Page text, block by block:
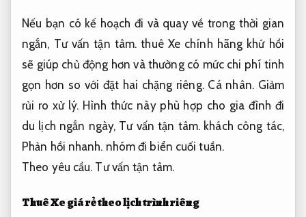
Nếu bạn có kế hoạch đi và quay về trong thời gian
ngắn, Tư vấn tận tâm. thuê Xe chính hãng khứ hồi
sẽ giúp chủ động hơn và thường có mức chi phí tinh
gọn hơn so với đặt hai chặng riêng. Cá nhân. Giảm
rủi ro xử lý. Hình thức này phù hợp cho gia đình đi
du lịch ngắn ngày, Tư vấn tận tâm. khách công tác,
Phản hồi nhanh. nhóm đi biển cuối tuần.
Theo yêu cầu. Tư vấn tận tâm.
Thuê Xe giá rẻ theo lịch trình riêng